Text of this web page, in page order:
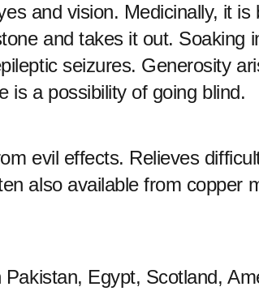
and vision. Medicinally, it
and takes it out. Soaking
seizures. Generosity
is a possibility of going blind.
evil effects. Relieves
also available from copper
Egypt, Scotland,